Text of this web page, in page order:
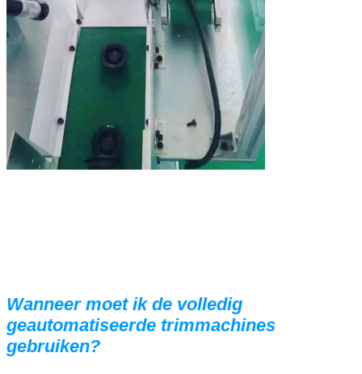
Wanneer moet ik de volledig
geautomatiseerde trimmachines
gebruiken?